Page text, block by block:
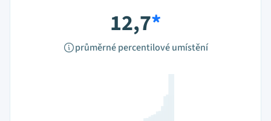
12,7*
průměrné percentilové umístění